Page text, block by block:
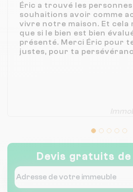
Éric a trouvé les
souhaitions avoir comme
vivre notre maison. Et cela
que si le bien est bien
présenté. Merci Éric pour
justes, pour ta
Devis gratuits